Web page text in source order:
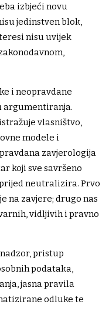
izbjeći novu
jedinstven blok,
nisu uvijek
i neopravdane
argumentiranja.
vlasništvo,
modele i
zavjerologija
koji sve savršeno
neutralizira. Prvo
na zavjere; drugo nas
vidljivih i pravno
pristup
podataka,
jasna pravila
odluke te